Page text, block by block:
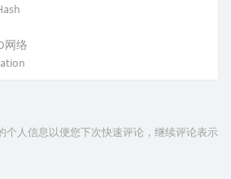
网络
个人信息以便您下次快速评论，继续评论表示